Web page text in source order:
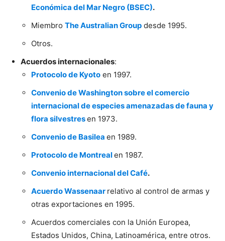
Económica del Mar Negro (BSEC).
Miembro The Australian Group desde 1995.
Otros.
Acuerdos internacionales:
Protocolo de Kyoto en 1997.
Convenio de Washington sobre el comercio
internacional de especies amenazadas de fauna y
flora silvestresen 1973.
Convenio de Basilea en 1989.
Protocolo de Montrealen 1987.
Convenio internacional del Café.
Acuerdo Wassenaar relativo al control de armas y
otras exportaciones en 1995.
Acuerdos comerciales con la Unión Europea,
Estados Unidos, China, Latinoamérica, entre otros.